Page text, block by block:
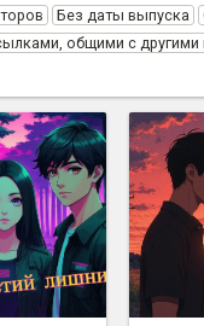
Без даты выпуска
общими с другими